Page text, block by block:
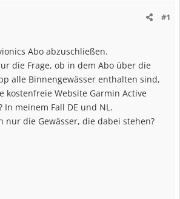
#1
Abo abzuschließen.
die Frage, ob in dem Abo über die
alle Binnengewässer enthalten sind,
kostenfreie Website Garmin Active
In meinem Fall DE und NL.
nur die Gewässer, die dabei stehen?